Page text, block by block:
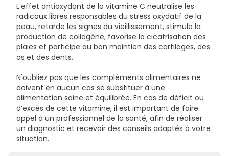
L’effet antioxydant de la vitamine C neutralise les
radicaux libres responsables du stress oxydatif de la
peau, retarde les signes du vieillissement, stimule la
production de collagène, favorise la cicatrisation des
plaies et participe au bon maintien des cartilages, des
os et des dents.
N'oubliez pas que les compléments alimentaires ne
doivent en aucun cas se substituer à une
alimentation saine et équilibrée. En cas de déficit ou
d’excès de cette vitamine, il est important de faire
appel à un professionnel de la santé, afin de réaliser
un diagnostic et recevoir des conseils adaptés à votre
situation.